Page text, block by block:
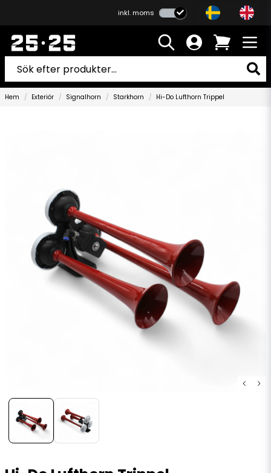
inkl. moms
Hem Exteriör Signalhorn Starkhorn Hi-Do Lufthorn Trippel